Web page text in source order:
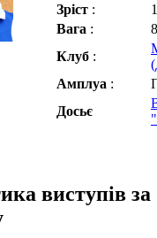
Зріст :
Вага :
Клуб :
Амплуа :
Досьє
виступів за